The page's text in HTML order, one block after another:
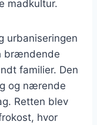
madkultur.
urbaniseringen
brændende
familier. Den
og nærende
Retten blev
hvor